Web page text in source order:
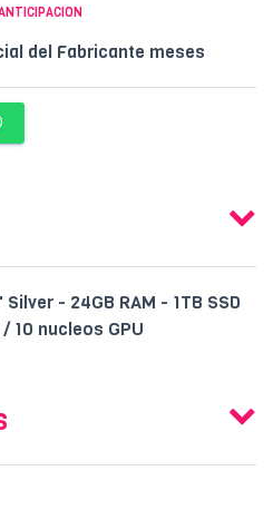
del Fabricante meses
- 24GB RAM - 1TB SSD
10 nucleos GPU